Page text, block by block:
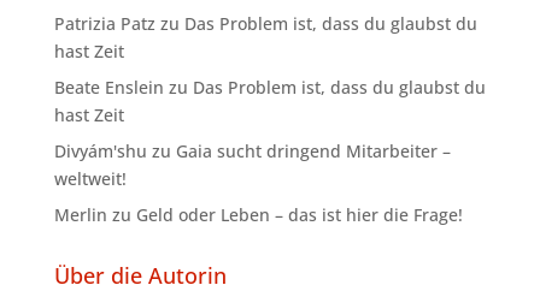
Patrizia Patz zu Das Problem ist, dass du glaubst du
hast Zeit
Beate Enslein zu Das Problem ist, dass du glaubst du
hast Zeit
Divyám'shu zu Gaia sucht dringend Mitarbeiter –
weltweit!
Merlin zu Geld oder Leben – das ist hier die Frage!
Über die Autorin